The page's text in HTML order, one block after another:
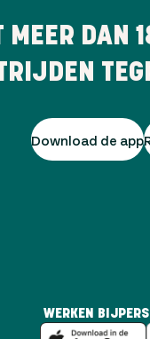
MEER DAN
Download de app
WERKEN BIJ PERS